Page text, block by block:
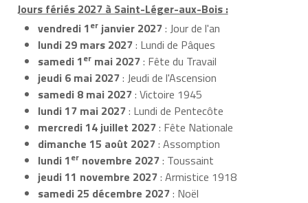
Jours fériés 2027 à Saint-Léger-aux-Bois :
vendredi 1er janvier 2027: Jour de l'an
lundi 29 mars 2027: Lundi de Pâques
samedi 1er mai 2027: Fête du Travail
jeudi 6 mai 2027: Jeudi de l'Ascension
samedi 8 mai 2027: Victoire 1945
lundi 17 mai 2027: Lundi de Pentecôte
mercredi 14 juillet 2027: Fête Nationale
dimanche 15 août 2027: Assomption
lundi 1er novembre 2027: Toussaint
jeudi 11 novembre 2027: Armistice 1918
samedi 25 décembre 2027: Noël